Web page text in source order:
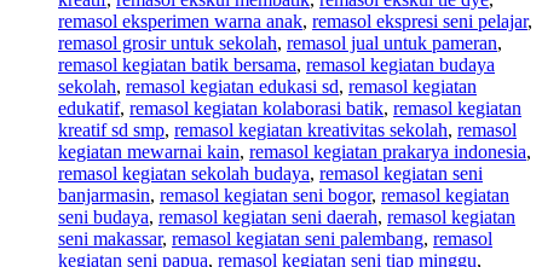
remasol eksperimen warna anak, remasol ekspresi seni pelajar,
remasol grosir untuk sekolah, remasol jual untuk pameran,
remasol kegiatan batik bersama, remasol kegiatan budaya
sekolah, remasol kegiatan edukasi sd, remasol kegiatan
edukatif, remasol kegiatan kolaborasi batik, remasol kegiatan
kreatif sd smp, remasol kegiatan kreativitas sekolah, remasol
kegiatan mewarnai kain, remasol kegiatan prakarya indonesia,
remasol kegiatan sekolah budaya, remasol kegiatan seni
banjarmasin, remasol kegiatan seni bogor, remasol kegiatan
seni budaya, remasol kegiatan seni daerah, remasol kegiatan
seni makassar, remasol kegiatan seni palembang, remasol
kegiatan seni papua, remasol kegiatan seni tiap minggu,